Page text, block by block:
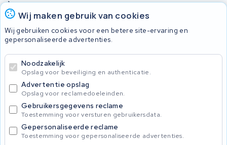
Wij maken gebruik van cookies
Wij gebruiken cookies voor een betere site-ervaring en
gepersonaliseerde advertenties.
Noodzakelijk
Opslag voor beveiliging en authenticatie.
Advertentie opslag
Opslag voor reclamedoeleinden.
Gebruikersgegevens reclame
Toestemming voor versturen gebruikersdata.
Gepersonaliseerde reclame
Toestemming voor gepersonaliseerde advertenties.
Onherstelbaar
Accu's
© 2026 KWS Seuren
Algemene voorwaarden
Privacy Policy